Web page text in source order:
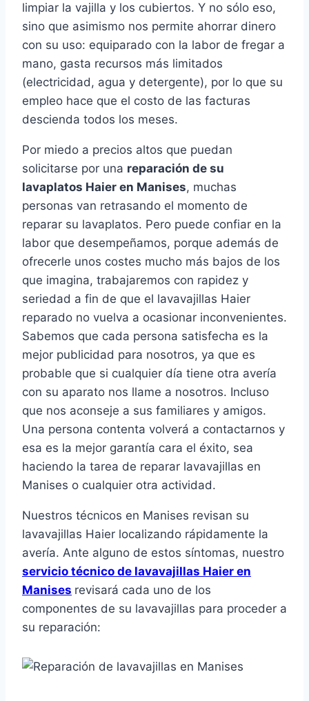
limpiar la vajilla y los cubiertos. Y no sólo eso,
sino que asimismo nos permite ahorrar dinero
con su uso: equiparado con la labor de fregar a
mano, gasta recursos más limitados
(electricidad, agua y detergente), por lo que su
empleo hace que el costo de las facturas
descienda todos los meses.
Por miedo a precios altos que puedan
solicitarse por una reparación de su
lavaplatos Haier en Manises, muchas
personas van retrasando el momento de
reparar su lavaplatos. Pero puede confiar en la
labor que desempeñamos, porque además de
ofrecerle unos costes mucho más bajos de los
que imagina, trabajaremos con rapidez y
seriedad a fin de que el lavavajillas Haier
reparado no vuelva a ocasionar inconvenientes.
Sabemos que cada persona satisfecha es la
mejor publicidad para nosotros, ya que es
probable que si cualquier día tiene otra avería
con su aparato nos llame a nosotros. Incluso
que nos aconseje a sus familiares y amigos.
Una persona contenta volverá a contactarnos y
esa es la mejor garantía cara el éxito, sea
haciendo la tarea de reparar lavavajillas en
Manises o cualquier otra actividad.
Nuestros técnicos en Manises revisan su
lavavajillas Haier localizando rápidamente la
avería. Ante alguno de estos síntomas, nuestro
servicio técnico de lavavajillas Haier en
Manises revisará cada uno de los
componentes de su lavavajillas para proceder a
su reparación: